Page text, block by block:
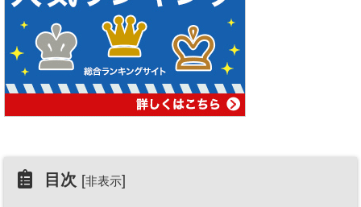
目次 [非表示]